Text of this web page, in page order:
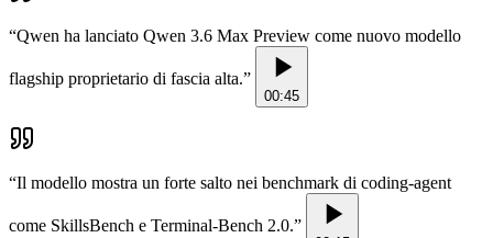
“Qwen ha lanciato Qwen 3.6 Max Preview come nuovo modello
flagship proprietario di fascia alta.”
00:45
“Il modello mostra un forte salto nei benchmark di coding-agent
come SkillsBench e Terminal-Bench 2.0.”